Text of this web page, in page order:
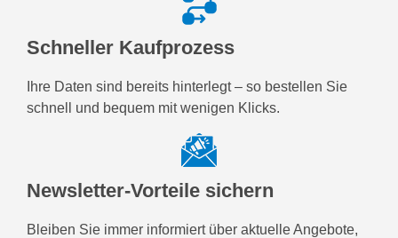
Schneller Kaufprozess
Ihre Daten sind bereits hinterlegt – so bestellen Sie
schnell und bequem mit wenigen Klicks.
Newsletter-Vorteile sichern
Bleiben Sie immer informiert über aktuelle Angebote,